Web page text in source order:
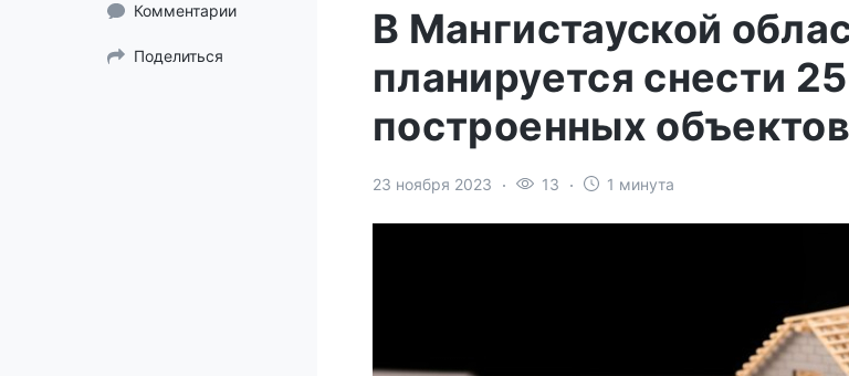
Комментарии
Поделиться
В Мангистауской
планируется снести
построенных объектов
23 ноября 2023 13 1 минута